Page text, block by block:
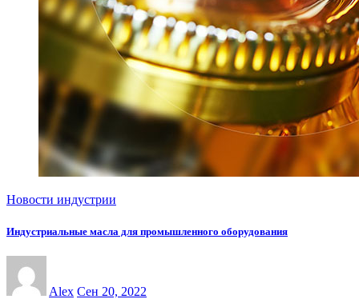
Новости индустрии
Индустриальные масла для промышленного оборудования
Alex Сен 20, 2022